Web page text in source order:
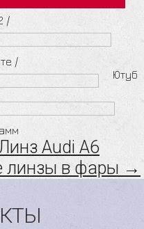
/
/
Ютуб
Audi A6
линзы в фары →